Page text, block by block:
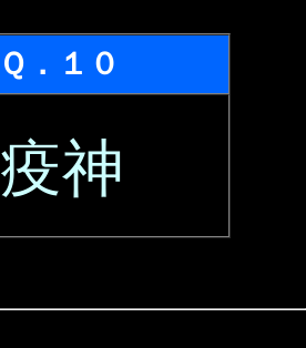
Ｑ．１０
疫神